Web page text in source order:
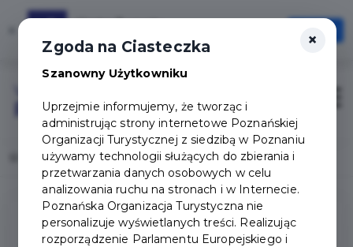
Szybciej, wygodniej, zawsze pod ręką
Otwórz
Login/Rejestracja
Home Popularne pytania
Pytania ogólne
×
Zgoda na Ciasteczka
Szanowny Użytkowniku
Uprzejmie informujemy, że tworząc i
administrując strony internetowe Poznańskiej
Organizacji Turystycznej z siedzibą w Poznaniu
używamy technologii służących do zbierania i
przetwarzania danych osobowych w celu
analizowania ruchu na stronach i w Internecie.
Poznańska Organizacja Turystyczna nie
personalizuje wyświetlanych treści. Realizując
rozporządzenie Parlamentu Europejskiego i